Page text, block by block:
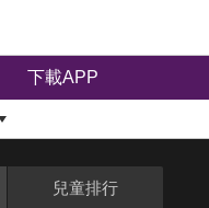
下載APP
兒童排行